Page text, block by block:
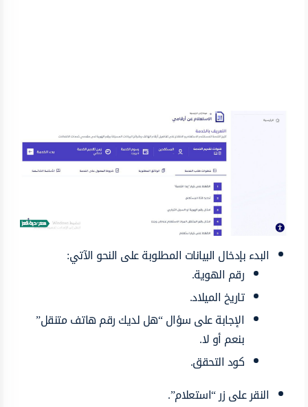
البدء بإدخال البيانات المطلوبة على النحو الآتي:
رقم الهوية.
تاريخ الميلاد.
الإجابة على سؤال “هل لديك رقم هاتف متنقل”
بنعم أو لا.
كود التحقق.
النقر على زر “استعلام”.